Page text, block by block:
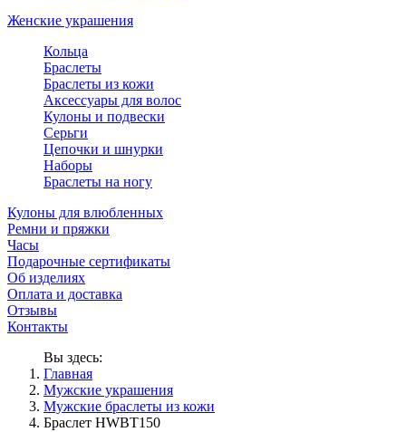
Женские украшения
Кольца
Браслеты
Браслеты из кожи
Аксессуары для волос
Кулоны и подвески
Серьги
Цепочки и шнурки
Наборы
Браслеты на ногу
Кулоны для влюбленных
Ремни и пряжки
Часы
Подарочные сертификаты
Об изделиях
Оплата и доставка
Отзывы
Контакты
Вы здесь:
Главная
Мужские украшения
Мужские браслеты из кожи
Браслет HWBT150